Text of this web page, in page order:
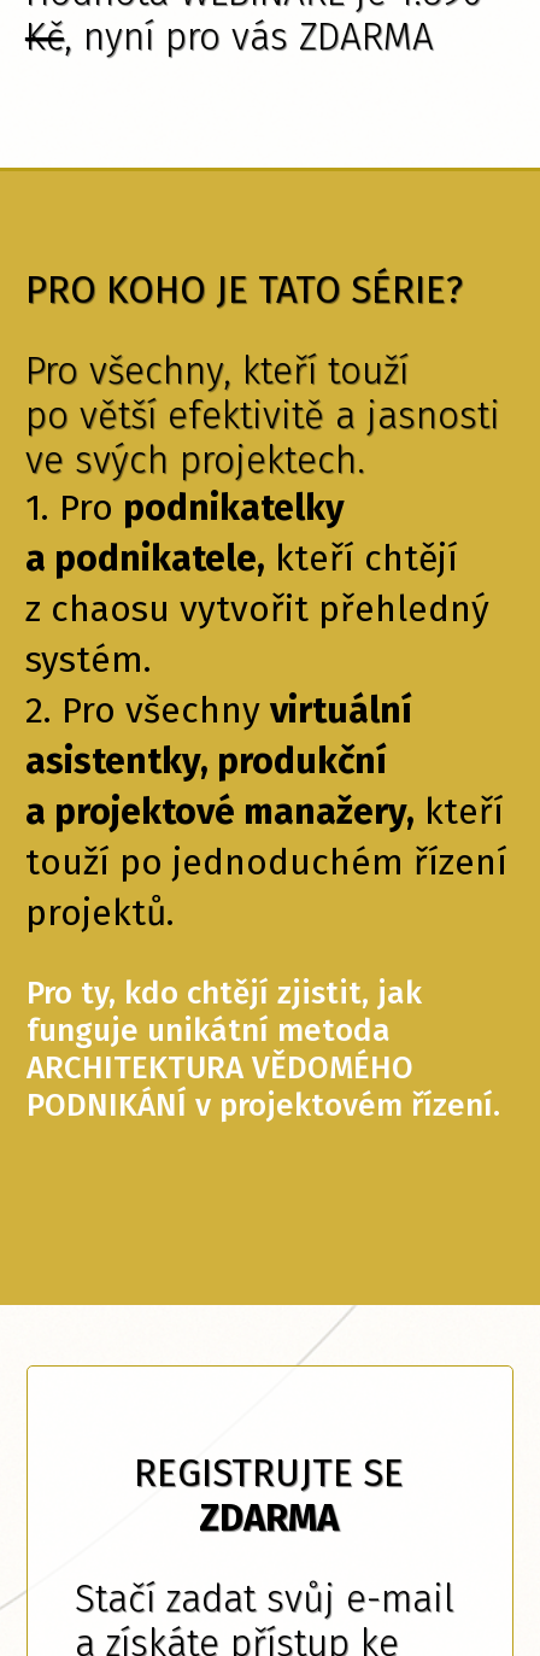
Kč, nyní pro vás ZDARMA
PRO KOHO JE TATO SÉRIE?
Pro všechny, kteří touží
po větší efektivitě a jasnosti
ve svých projektech.
1. Pro podnikatelky
a podnikatele, kteří chtějí
z chaosu vytvořit přehledný
systém.
2. Pro všechny virtuální
asistentky, produkční
a projektové manažery, kteří
touží po jednoduchém řízení
projektů.
Pro ty, kdo chtějí zjistit, jak
funguje unikátní metoda
ARCHITEKTURA VĚDOMÉHO
PODNIKÁNÍ v projektovém řízení.
REGISTRUJTE SE
ZDARMA
Stačí zadat svůj e-mail
a získáte přístup ke